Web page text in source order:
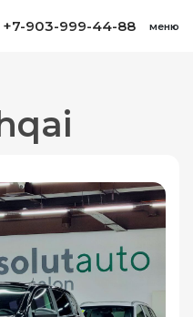
+7-903-999-44-88 меню